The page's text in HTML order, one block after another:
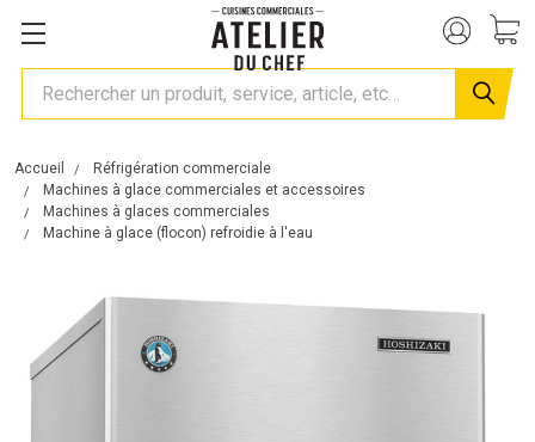
Rechercher
Accueil
Réfrigération commerciale
Machines à glace commerciales et accessoires
Machines à glaces commerciales
Machine à glace (flocon) refroidie à l'eau